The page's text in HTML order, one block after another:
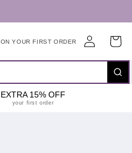
ON YOUR FIRST ORDERConnexion Panier
EXTRA 15% OFF
your first order